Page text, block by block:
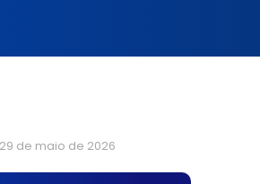
29 de maio de 2026